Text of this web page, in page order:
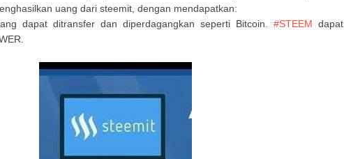
uang dari steemit, dengan mendapatkan:
dapat ditransfer dan diperdagangkan seperti Bitcoin. #STEEM dapat